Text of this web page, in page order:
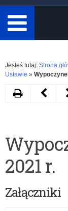
minimum
3
znaki.
Jesteś tutaj: Strona
Ustawie »
2021 r.
Załączniki
Drukuj
–
r.